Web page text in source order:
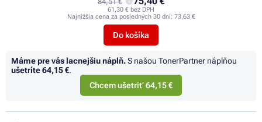
61,30 € bez DPH
Najnižšia cena za posledných 30 dní: 73,63 €
Do košíka
Máme pre vás lacnejšiu náplň.S našou TonerPartner náplňou
ušetríte64,15 €.
Chcem ušetriť 64,15 €